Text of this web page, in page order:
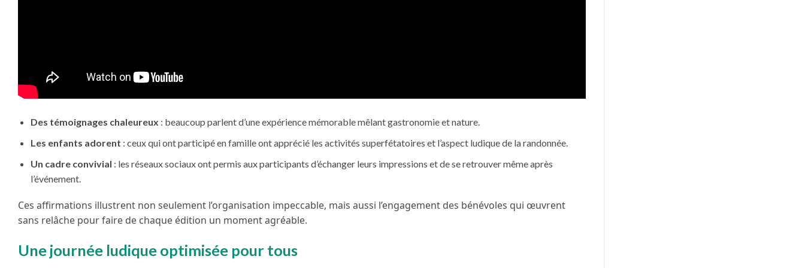
Des témoignages chaleureux : beaucoup parlent d’une expérience mémorable mêlant gastronomie et nature.
Les enfants adorent : ceux qui ont participé en famille ont apprécié les activités superfétatoires et l’aspect ludique de la randonnée.
Un cadre convivial : les réseaux sociaux ont permis aux participants d’échanger leurs impressions et de se retrouver même après
l’événement.
Ces affirmations illustrent non seulement l’organisation impeccable, mais aussi l’engagement des bénévoles qui œuvrent
sans relâche pour faire de chaque édition un moment agréable.
Une journée ludique optimisée pour tous